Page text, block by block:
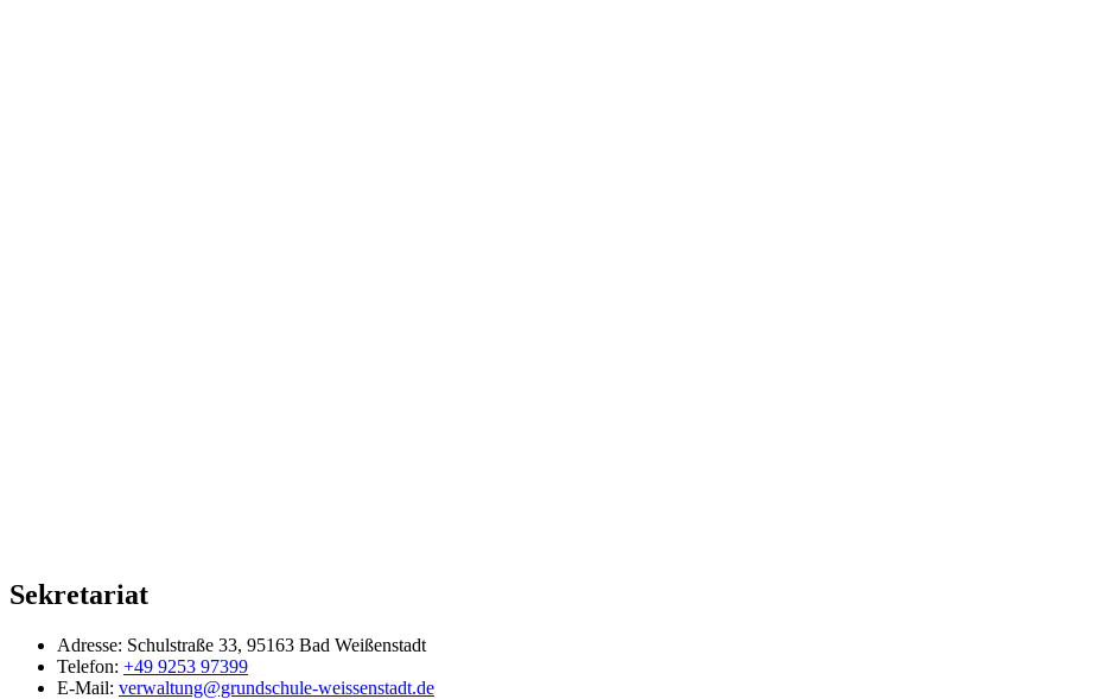
Sekretariat
Adresse: Schulstraße 33, 95163 Bad Weißenstadt
Telefon: +49 9253 97399
E-Mail: verwaltung@grundschule-weissenstadt.de